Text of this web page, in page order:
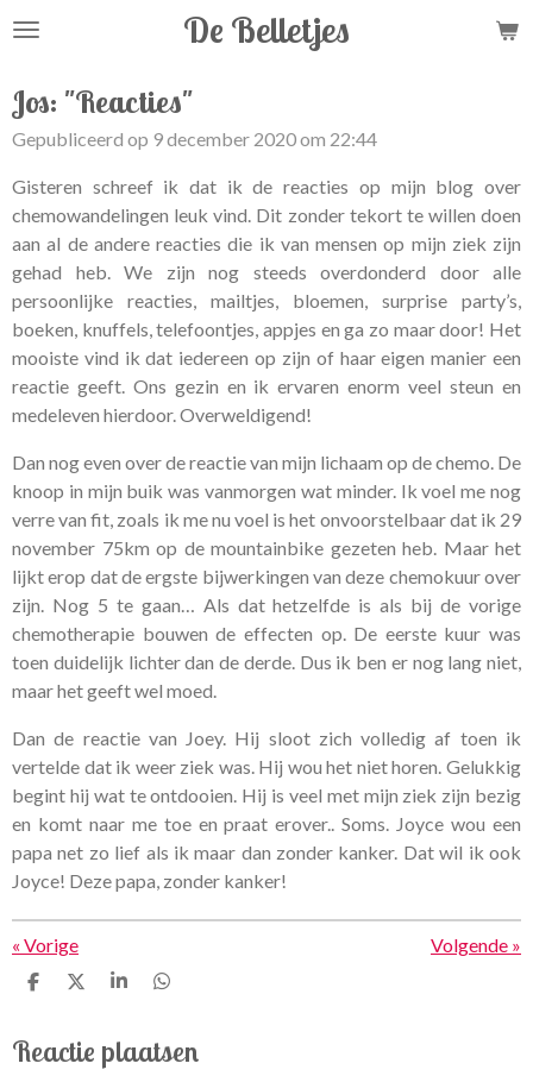
Ga
de
hoofdinhoud
De Belletjes
Jos: "Reacties"
Gepubliceerd op 9 december 2020 om 22:44
Gisteren schreef ik dat ik de reacties op mijn blog over
chemowandelingen leuk vind. Dit zonder tekort te willen doen
aan al de andere reacties die ik van mensen op mijn ziek zijn
gehad heb. We zijn nog steeds overdonderd door alle
persoonlijke reacties, mailtjes, bloemen, surprise party’s,
boeken, knuffels, telefoontjes, appjes en ga zo maar door! Het
mooiste vind ik dat iedereen op zijn of haar eigen manier een
reactie geeft. Ons gezin en ik ervaren enorm veel steun en
medeleven hierdoor. Overweldigend!
Dan nog even over de reactie van mijn lichaam op de chemo. De
knoop in mijn buik was vanmorgen wat minder. Ik voel me nog
verre van fit, zoals ik me nu voel is het onvoorstelbaar dat ik 29
november 75km op de mountainbike gezeten heb. Maar het
lijkt erop dat de ergste bijwerkingen van deze chemokuur over
zijn. Nog 5 te gaan… Als dat hetzelfde is als bij de vorige
chemotherapie bouwen de effecten op. De eerste kuur was
toen duidelijk lichter dan de derde. Dus ik ben er nog lang niet,
maar het geeft wel moed.
Dan de reactie van Joey. Hij sloot zich volledig af toen ik
vertelde dat ik weer ziek was. Hij wou het niet horen. Gelukkig
begint hij wat te ontdooien. Hij is veel met mijn ziek zijn bezig
en komt naar me toe en praat erover.. Soms. Joyce wou een
papa net zo lief als ik maar dan zonder kanker. Dat wil ik ook
Joyce! Deze papa, zonder kanker!
« Vorige Volgende »
D
e
n
D
l
S
r
e
D
e
n
Reactie plaatsen